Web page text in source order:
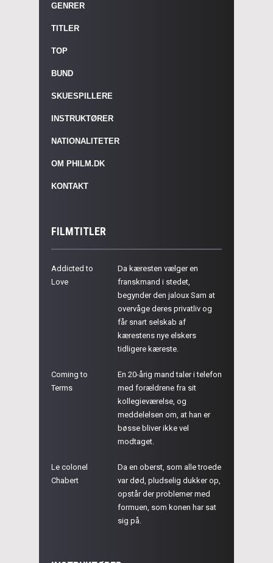
GENRER
TITLER
TOP
BUND
SKUESPILLERE
INSTRUKTØRER
NATIONALITETER
OM PHILM.DK
KONTAKT
FILMTITLER
Addicted to
Love
Da kæresten vælger en
franskmand i stedet,
begynder den jaloux Sam at
overvåge deres privatliv og
får snart selskab af
kærestens nye elskers
tidligere kæreste.
Coming to
Terms
En 20-årig mand taler i telefon
med forældrene fra sit
kollegieværelse, og
meddelelsen om, at han er
bøsse bliver ikke vel
modtaget.
Le colonel
Chabert
Da en oberst, som alle troede
var død, pludselig dukker op,
opstår der problemer med
formuen, som konen har sat
sig på.